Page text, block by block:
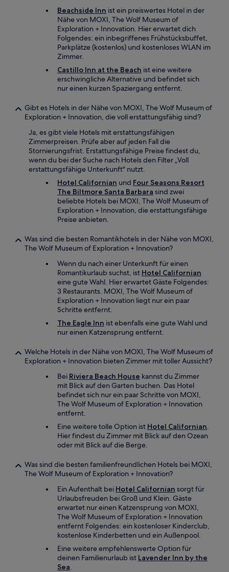
Beachside Inn ist ein preiswertes Hotel in der
Nähe von MOXI, The Wolf Museum of
Exploration + Innovation. Hier erwartet dich
Folgendes: ein inbegriffenes Frühstücksbuffet,
Parkplätze (kostenlos) und kostenloses WLAN im
Zimmer.
Castillo Inn at the Beach ist eine weitere
erschwingliche Alternative und befindet sich
nur einen kurzen Spaziergang entfernt.
Gibt es Hotels in der Nähe von MOXI, The Wolf Museum of
Exploration + Innovation, die voll erstattungsfähig sind?
Ja, es gibt viele Hotels mit erstattungsfähigen
Zimmerpreisen. Prüfe aber auf jeden Fall die
Stornierungsfrist. Erstattungsfähige Preise findest du,
wenn du bei der Suche nach Hotels den Filter „Voll
erstattungsfähige Unterkunft" nutzt.
Hotel Californian und Four Seasons Resort
The Biltmore Santa Barbara sind zwei
beliebte Hotels bei MOXI, The Wolf Museum of
Exploration + Innovation, die erstattungsfähige
Preise anbieten.
Was sind die besten Romantikhotels in der Nähe von MOXI,
The Wolf Museum of Exploration + Innovation?
Wenn du nach einer Unterkunft für einen
Romantikurlaub suchst, ist Hotel Californian
eine gute Wahl. Hier erwartet Gäste Folgendes:
3 Restaurants. MOXI, The Wolf Museum of
Exploration + Innovation liegt nur ein paar
Schritte entfernt.
The Eagle Inn ist ebenfalls eine gute Wahl und
nur einen Katzensprung entfernt.
Welche Hotels in der Nähe von MOXI, The Wolf Museum of
Exploration + Innovation bieten Zimmer mit toller Aussicht?
Bei Riviera Beach House kannst du Zimmer
mit Blick auf den Garten buchen. Das Hotel
befindet sich nur ein paar Schritte von MOXI,
The Wolf Museum of Exploration + Innovation
entfernt.
Eine weitere tolle Option ist Hotel Californian.
Hier findest du Zimmer mit Blick auf den Ozean
oder mit Blick auf die Berge.
Was sind die besten familienfreundlichen Hotels bei MOXI,
The Wolf Museum of Exploration + Innovation?
Ein Aufenthalt bei Hotel Californian sorgt für
Urlaubsfreuden bei Groß und Klein. Gäste
erwartet nur einen Katzensprung von MOXI,
The Wolf Museum of Exploration + Innovation
entfernt Folgendes: ein kostenloser Kinderclub,
kostenlose Kinderbetten und ein Außenpool.
Eine weitere empfehlenswerte Option für
deinen Familienurlaub ist Lavender Inn by the
Sea.